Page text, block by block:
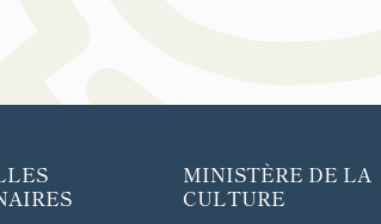
MINISTÈRE DE LA
CULTURE